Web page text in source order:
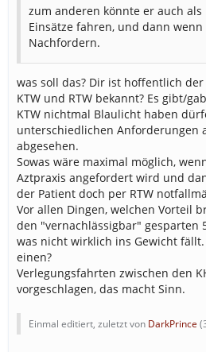
zum anderen könnte er auch als
Einsätze fahren, und dann
Nachfordern.
was soll das? Dir ist hoffentlich
KTW und RTW bekannt? Es gibt/
KTW nichtmal Blaulicht haben
unterschiedlichen Anforderungen
abgesehen.
Sowas wäre maximal möglich,
Aztpraxis angefordert wird und
der Patient doch per RTW
Vor allen Dingen, welchen Vorteil
den "vernachlässigbar" gesparten
was nicht wirklich ins Gewicht
einen?
Verlegungsfahrten zwischen den
vorgeschlagen, das macht Sinn.
Einmal editiert, zuletzt von DarkPrince (